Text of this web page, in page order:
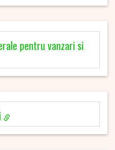
pentru vanzari si